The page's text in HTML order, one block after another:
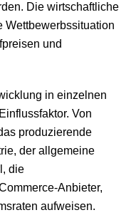
Die wirtschaftliche
Wettbewerbssituation
und
in einzelnen
Von
produzierende
der allgemeine
die
Anbieter,
aufweisen.